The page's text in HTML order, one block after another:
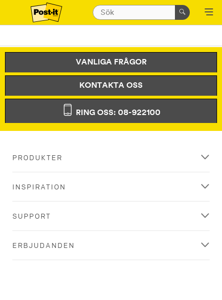
VANLIGA FRÅGOR
KONTAKTA OSS
RING OSS: 08-922100
PRODUKTER
INSPIRATION
SUPPORT
ERBJUDANDEN